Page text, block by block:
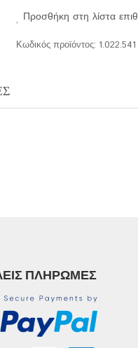
Προσθήκη στη λίστα
Κωδικός προϊόντος: 1.022.541
ΠΛΗΡΩΜΈΣ